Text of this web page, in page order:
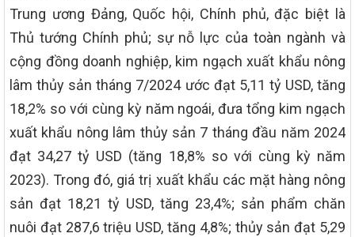
Trung ương Đảng, Quốc hội, Chính phủ, đặc biệt là
Thủ tướng Chính phủ; sự nỗ lực của toàn ngành và
cộng đồng doanh nghiệp, kim ngạch xuất khẩu nông
lâm thủy sản tháng 7/2024 ước đạt 5,11 tỷ USD, tăng
18,2% so với cùng kỳ năm ngoái, đưa tổng kim ngạch
xuất khẩu nông lâm thủy sản 7 tháng đầu năm 2024
đạt 34,27 tỷ USD (tăng 18,8% so với cùng kỳ năm
2023). Trong đó, giá trị xuất khẩu các mặt hàng nông
sản đạt 18,21 tỷ USD, tăng 23,4%; sản phẩm chăn
nuôi đạt 287,6 triệu USD, tăng 4,8%; thủy sản đạt 5,29